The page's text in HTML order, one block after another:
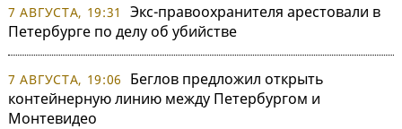
7 АВГУСТА, 19:31
Экс-правоохранителя арестовали в
Петербурге по делу об убийстве
7 АВГУСТА, 19:06
Беглов предложил открыть
контейнерную линию между Петербургом и
Монтевидео